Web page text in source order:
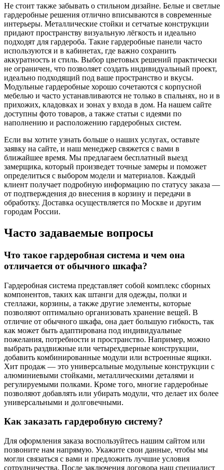
Не стоит также забывать о стильном дизайне. Белые и светлые
гардеробные решения отлично вписываются в современные
интерьеры. Металлические стойки и сетчатые конструкции
придают пространству визуальную лёгкость и идеально
подходят для гардероба. Такие гардеробные панели часто
используются и в кабинетах, где важно сохранить
аккуратность и стиль. Выбор цветовых решений практически
не ограничен, что позволяет создать индивидуальный проект,
идеально подходящий под ваше пространство и вкусы.
Модульные гардеробные хорошо сочетаются с корпусной
мебелью и часто устанавливаются не только в спальнях, но и в
прихожих, кладовках и зонах у входа в дом. На нашем сайте
доступны фото товаров, а также статьи с идеями по
наполнению и расположению гардеробных систем.
Если вы хотите узнать больше о наших услугах, оставьте
заявку на сайте, и наш менеджер свяжется с вами в
ближайшее время. Мы предлагаем бесплатный выезд
замерщика, который произведет точные замеры и поможет
определиться с выбором модели и материалов. Каждый
клиент получает подробную информацию по статусу заказа —
от подтверждения до внесения в корзину и передачи в
обработку. Доставка осуществляется по Москве и другим
городам России.
Часто задаваемые вопросы
Что такое гардеробная система и чем она
отличается от обычного шкафа?
Гардеробная система представляет собой комплекс сборных
компонентов, таких как штанги для одежды, полки и
стеллажи, корзины, а также другие элементы, которые
позволяют оптимально организовать хранение вещей. В
отличие от обычного шкафа, она дает большую гибкость, так
как может быть адаптирована под индивидуальные
пожелания, потребности и пространство. Например, можно
выбрать раздвижные или четырехдверные конструкции,
добавить комбинированные модули или встроенные ящики.
Хит продаж — это универсальные модульные конструкции с
алюминиевыми стойками, металлическими деталями и
регулируемыми полками. Кроме того, многие гардеробные
позволяют добавлять или убирать модули, что делает их более
универсальными и долговечными.
Как заказать гардеробную систему?
Для оформления заказа воспользуйтесь нашим сайтом или
позвоните нам напрямую. Укажите свои данные, чтобы мы
могли связаться с вами и предложить лучшие условия
сотрудничества. После заключения договора наш специалист